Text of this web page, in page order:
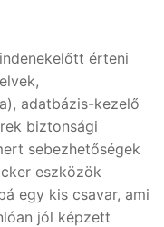
érteni
adatbázis-kezelő
biztonsági
sebezhetőségek
eszközök
egy kis csavar, ami
jól képzett